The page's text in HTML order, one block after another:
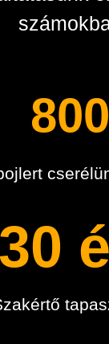
800
30